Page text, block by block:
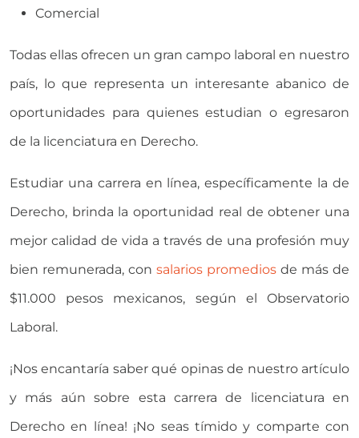
Comercial
Todas ellas ofrecen un gran campo laboral en nuestro
país, lo que representa un interesante abanico de
oportunidades para quienes estudian o egresaron
de la licenciatura en Derecho.
Estudiar una carrera en línea, específicamente la de
Derecho, brinda la oportunidad real de obtener una
mejor calidad de vida a través de una profesión muy
bien remunerada, con salarios promedios de más de
$11.000 pesos mexicanos, según el Observatorio
Laboral.
¡Nos encantaría saber qué opinas de nuestro artículo
y más aún sobre esta carrera de licenciatura en
Derecho en línea! ¡No seas tímido y comparte con